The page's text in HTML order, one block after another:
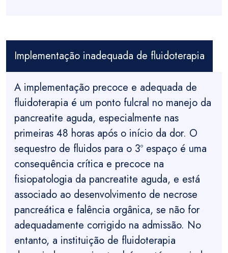
Implementação inadequada de fluidoterapia
A implementação precoce e adequada de
fluidoterapia é um ponto fulcral no manejo da
pancreatite aguda, especialmente nas
primeiras 48 horas após o início da dor. O
sequestro de fluidos para o 3º espaço é uma
consequência crítica e precoce na
fisiopatologia da pancreatite aguda, e está
associado ao desenvolvimento de necrose
pancreática e falência orgânica, se não for
adequadamente corrigido na admissão. No
entanto, a instituição de fluidoterapia